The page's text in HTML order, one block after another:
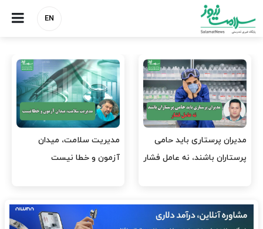
EN
مدیران پرستاری باید حامی
پرستاران باشند، نه عامل فشار
مدیریت سلامت، میدان
آزمون و خطا نیست